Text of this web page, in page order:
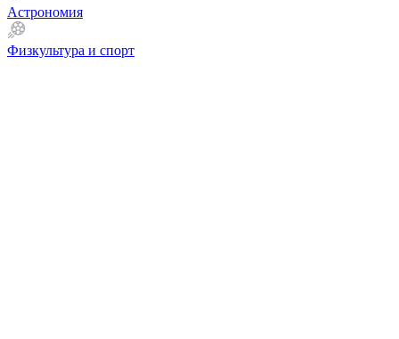
Астрономия
Физкультура и спорт